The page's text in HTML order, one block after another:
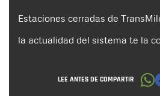
Estaciones cerradas de
la actualidad del sistema te la
LEE ANTES DE COMPARTIR